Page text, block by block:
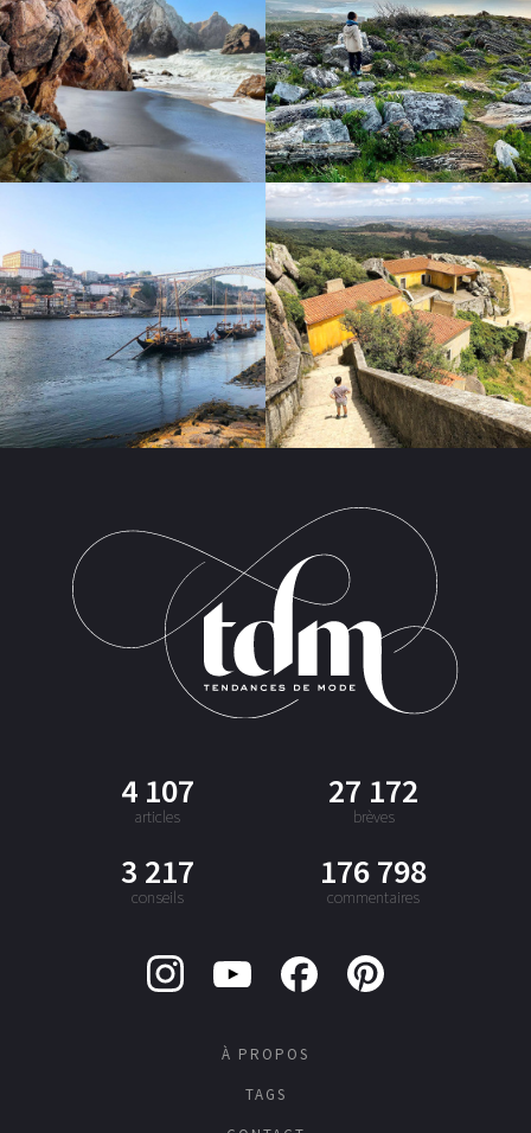
4 107
articles
27 172
brèves
3 217
conseils
176 798
commentaires
À PROPOS
TAGS